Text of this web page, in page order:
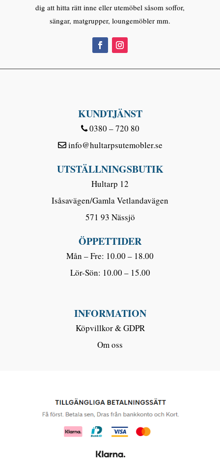
dig att hitta rätt inne eller utemöbel såsom soffor,
sängar, matgrupper, loungemöbler mm.
KUNDTJÄNST
0380 – 720 80
info@hultarpsutemobler.se
UTSTÄLLNINGSBUTIK
Hultarp 12
Isåsavägen/Gamla Vetlandavägen
571 93 Nässjö
ÖPPETTIDER
Mån – Fre: 10.00 – 18.00
Lör-Sön: 10.00 – 15.00
INFORMATION
Köpvillkor & GDPR
Om oss